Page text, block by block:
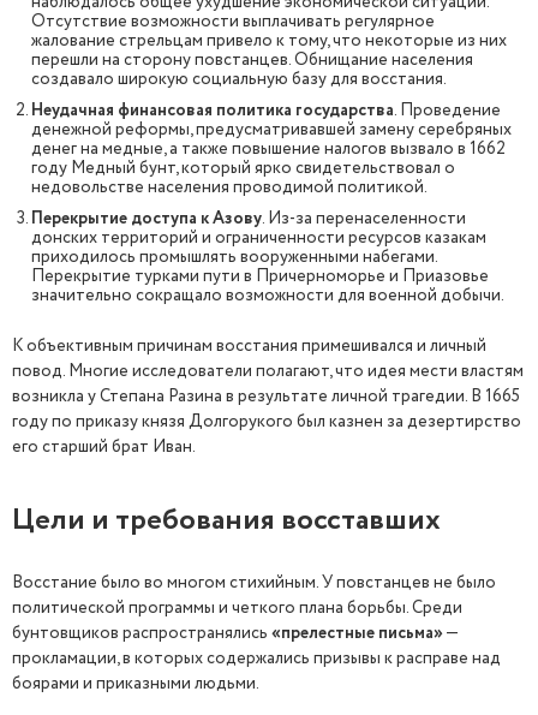
Отсутствие возможности выплачивать регулярное
жалование стрельцам привело к тому, что некоторые из них
перешли на сторону повстанцев. Обнищание населения
создавало широкую социальную базу для восстания.
Неудачная финансовая политика государства. Проведение
денежной реформы, предусматривавшей замену серебряных
денег на медные, а также повышение налогов вызвало в 1662
году Медный бунт, который ярко свидетельствовал о
недовольстве населения проводимой политикой.
Перекрытие доступа к Азову. Из-за перенаселенности
донских территорий и ограниченности ресурсов казакам
приходилось промышлять вооруженными набегами.
Перекрытие турками пути в Причерноморье и Приазовье
значительно сокращало возможности для военной добычи.
К объективным причинам восстания примешивался и личный
повод. Многие исследователи полагают, что идея мести властям
возникла у Степана Разина в результате личной трагедии. В 1665
году по приказу князя Долгорукого был казнен за дезертирство
его старший брат Иван.
Цели и требования восставших
Восстание было во многом стихийным. У повстанцев не было
политической программы и четкого плана борьбы. Среди
бунтовщиков распространялись «прелестные письма»—
прокламации, в которых содержались призывы к расправе над
боярами и приказными людьми.